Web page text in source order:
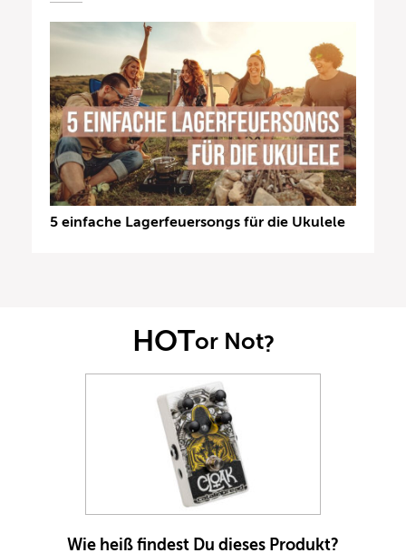
5 einfache Lagerfeuersongs für die Ukulele
HOTor Not?
Wie heiß findest Du dieses Produkt?